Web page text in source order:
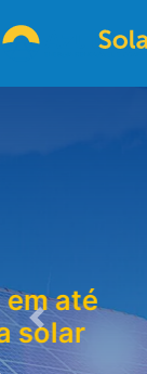
Previous